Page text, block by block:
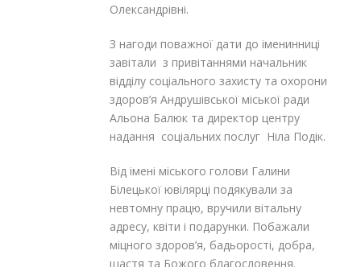
Олександрівні.
З нагоди поважної дати до іменинниці
завітали з привітаннями начальник
відділу соціального захисту та охорони
здоров’я Андрушівської міської ради
Альона Балюк та директор центру
надання соціальних послуг Ніла Подік.
Від імені міського голови Галини
Білецької ювілярці подякували за
невтомну працю, вручили вітальну
адресу, квіти і подарунки. Побажали
міцного здоров’я, бадьорості, добра,
щастя та Божого благословення.